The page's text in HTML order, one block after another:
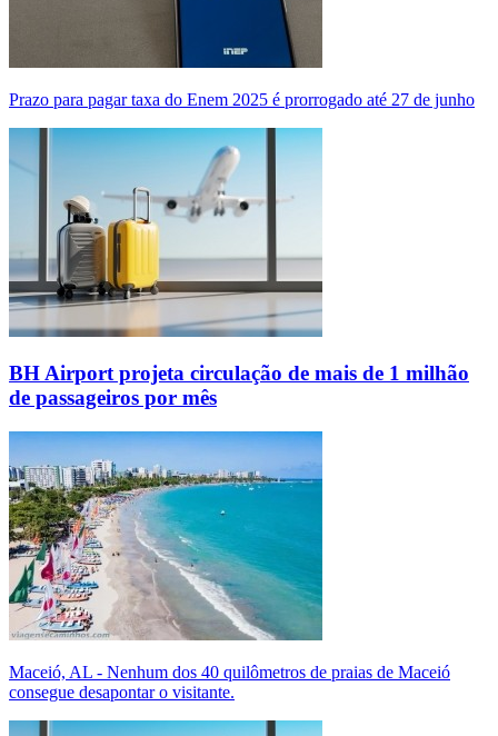
Prazo para pagar taxa do Enem 2025 é prorrogado até 27 de junho
BH Airport projeta circulação de mais de 1 milhão
de passageiros por mês
Maceió, AL - Nenhum dos 40 quilômetros de praias de Maceió
consegue desapontar o visitante.